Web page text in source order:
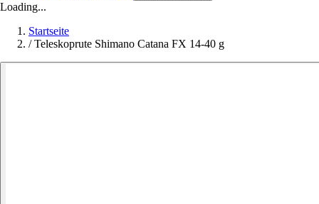
Loading...
Startseite
/ Teleskoprute Shimano Catana FX 14-40 g